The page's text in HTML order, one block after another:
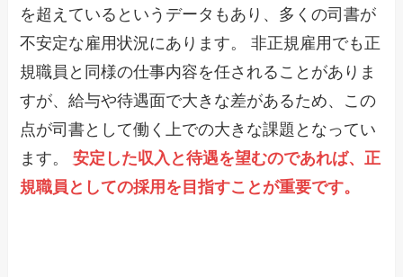
を超えているというデータもあり、多くの司書が
不安定な雇用状況にあります。 非正規雇用でも正
規職員と同様の仕事内容を任されることがありま
すが、給与や待遇面で大きな差があるため、この
点が司書として働く上での大きな課題となってい
ます。安定した収入と待遇を望むのであれば、正
規職員としての採用を目指すことが重要です。